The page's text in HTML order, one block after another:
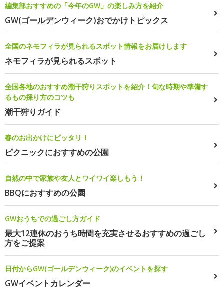
編集部おすすめの「今年のGW」の楽しみ方を紹介
GW(ゴールデンウィーク)おでかけトピックス
全国のネモフィラが見られるスポット情報をお届けします
ネモフィラが見られるスポット
全国各地のおすすめ潮干狩りスポットを紹介！旬な時期や準備す
るもの採り方のコツも
潮干狩りガイド
春のお出かけにピッタリ！
ピクニックにおすすめの公園
自然の中で家族や友人とワイワイ楽しもう！
BBQにおすすめの公園
GWおうちでの過ごし方ガイド
最大12連休のおうち時間を充実させるおすすめの過ごし
方をご提案
日付からGW(ゴールデンウィーク)のイベントを探す
GWイベントカレンダー